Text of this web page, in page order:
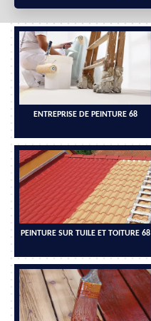
ENTREPRISE DE PEINTURE 68
PEINTURE SUR TUILE ET TOITURE 68